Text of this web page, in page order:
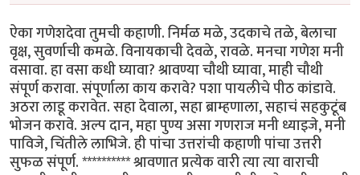
ऐका गणेशदेवा तुमची कहाणी. निर्मळ मळे, उदकाचे तळे, बेलाचा
वृक्ष, सुवर्णाची कमळे. विनायकाची देवळे, रावळे. मनचा गणेश मनी
वसावा. हा वसा कधी घ्यावा? श्रावण्या चौथी घ्यावा, माही चौथी
संपूर्ण करावा. संपूर्णाला काय करावे? पशा पायलीचे पीठ कांडावे.
अठरा लाडू करावेत. सहा देवाला, सहा ब्राम्हणाला, सहाचं सहकुटूंब
भोजन करावे. अल्प दान, महा पुण्य असा गणराज मनी ध्याइजे, मनी
पाविजे, चिंतीले लाभिजे. ही पांचा उत्तरांची कहाणी पांचा उत्तरी
सुफळ संपूर्ण. ********** श्रावणात प्रत्येक वारी त्या त्या वाराची